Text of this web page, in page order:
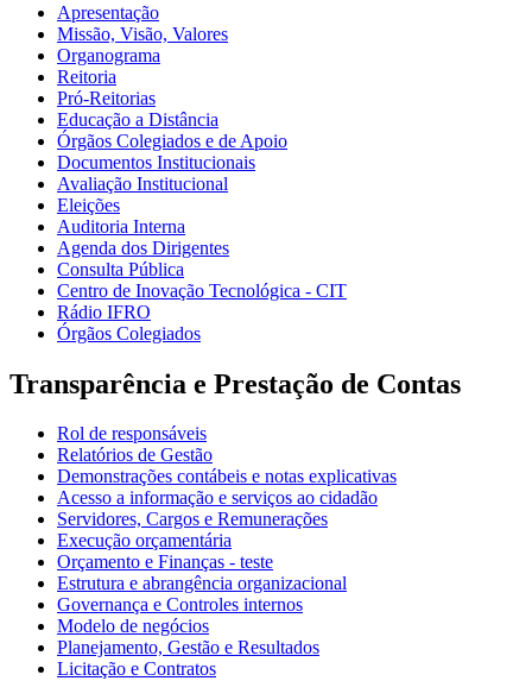
Apresentação
Missão, Visão, Valores
Organograma
Reitoria
Pró-Reitorias
Educação a Distância
Órgãos Colegiados e de Apoio
Documentos Institucionais
Avaliação Institucional
Eleições
Auditoria Interna
Agenda dos Dirigentes
Consulta Pública
Centro de Inovação Tecnológica - CIT
Rádio IFRO
Órgãos Colegiados
Transparência e Prestação de Contas
Rol de responsáveis
Relatórios de Gestão
Demonstrações contábeis e notas explicativas
Acesso a informação e serviços ao cidadão
Servidores, Cargos e Remunerações
Execução orçamentária
Orçamento e Finanças - teste
Estrutura e abrangência organizacional
Governança e Controles internos
Modelo de negócios
Planejamento, Gestão e Resultados
Licitação e Contratos